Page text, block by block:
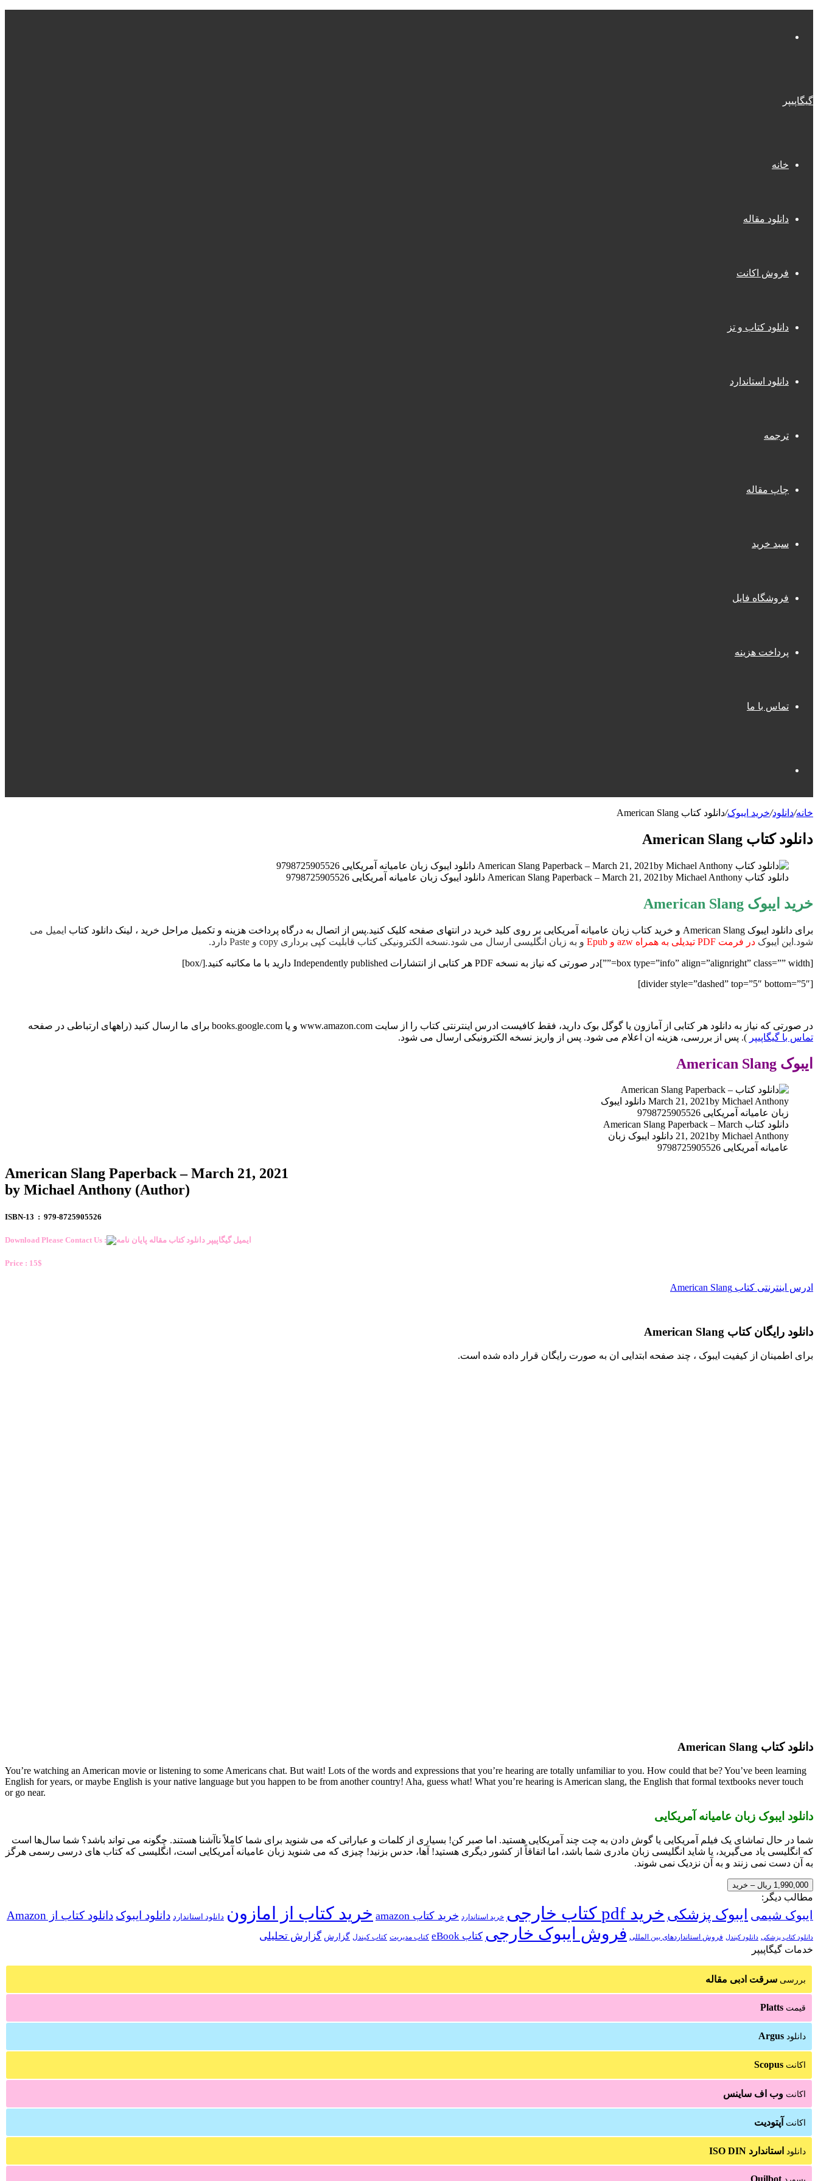
گیگاپیپر
خانه
دانلود مقاله
فروش اکانت
دانلود کتاب و تز
دانلود استاندارد
ترجمه
چاپ مقاله
سبد خرید
فروشگاه فایل
پرداخت هزینه
تماس با ما
خانه/دانلود/خرید ایبوک/دانلود کتاب American Slang
دانلود کتاب American Slang
دانلود کتاب American Slang Paperback – March 21, 2021by Michael Anthony دانلود ایبوک زبان عامیانه آمریکایی 9798725905526
خرید ایبوک American Slang
برای دانلود ایبوک American Slang و خرید کتاب زبان عامیانه آمریکایی بر روی کلید خرید در انتهای صفحه کلیک کنید.پس از اتصال به درگاه پرداخت هزینه و تکمیل مراحل خرید ، لینک دانلود کتاب
ایمیل می
شود.این ایبوک در فرمت PDF تیدیلی به همراه azw و Epub و به زبان انگلیسی ارسال می شود.نسخه الکترونیکی کتاب قابلیت کپی برداری copy و Paste دارد.
[box type=”info” align=”alignright” class=”” width=””]در صورتی که نیاز به نسخه PDF هر کتابی از انتشارات Independently published دارید با ما مکاتبه کنید.[/box]
[divider style=”dashed” top=”5″ bottom=”5″]
در صورتی که نیاز به دانلود هر کتابی از آمازون یا گوگل بوک دارید، فقط کافیست ادرس اینترنتی کتاب را از سایت www.amazon.com و یا books.google.com برای ما ارسال کنید (راههای ارتباطی در صفحه
تماس با گیگاپیپر ). پس از بررسی، هزینه ان اعلام می شود. پس از واریز نسخه الکترونیکی ارسال می شود.
ایبوک American Slang
دانلود کتاب American Slang Paperback – March
21, 2021by Michael Anthony دانلود ایبوک زبان
عامیانه آمریکایی 9798725905526
American Slang Paperback – March 21, 2021
by Michael Anthony (Author)
ISBN-13 ‏ : ‎ 979-8725905526
Download Please Contact Us :
Price : 15$
ادرس اینترنتی کتاب American Slang
دانلود رایگان کتاب American Slang
برای اطمینان از کیفیت ایبوک ، چند صفحه ابتدایی ان به صورت رایگان قرار داده شده است.
دانلود کتاب American Slang
You’re watching an American movie or listening to some Americans chat. But wait! Lots of the words and expressions that you’re hearing are totally unfamiliar to you. How could that be? You’ve been learning
English for years, or maybe English is your native language but you happen to be from another country! Aha, guess what! What you’re hearing is American slang, the English that formal textbooks never touch
or go near.
دانلود ایبوک زبان عامیانه آمریکایی
شما در حال تماشای یک فیلم آمریکایی یا گوش دادن به چت چند آمریکایی هستید. اما صبر کن! بسیاری از کلمات و عباراتی که می شنوید برای شما کاملاً ناآشنا هستند. چگونه می تواند باشد؟ شما سال‌ها است
که انگلیسی یاد می‌گیرید، یا شاید انگلیسی زبان مادری شما باشد، اما اتفاقاً از کشور دیگری هستید! آها، حدس بزنید! چیزی که می شنوید زبان عامیانه آمریکایی است، انگلیسی که کتاب های درسی رسمی هرگز
به آن دست نمی زنند و به آن نزدیک نمی شوند.
1,990,000 ریال – خرید
مطالب دیگر:
ایبوک شیمی ایبوک پزشکی خرید pdf کتاب خارجی خرید استاندارد خرید کتاب amazon خرید کتاب از امازون دانلود استاندارد دانلود ایبوک دانلود کتاب از Amazon
دانلود کتاب پزشکی دانلود کیندل فروش استانداردهای بین المللی فروش ایبوک خارجی کتاب eBook کتاب مدیریت کتاب کیندل گزارش گزارش تحلیلی
خدمات گیگاپیپر
بررسی سرقت ادبی مقاله
قیمت Platts
دانلود Argus
اکانت Scopus
اکانت وب اف ساینس
اکانت آپتودیت
دانلود استاندارد ISO DIN